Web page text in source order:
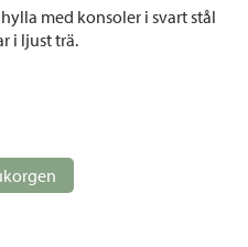
med konsoler i svart stål
i ljust trä.